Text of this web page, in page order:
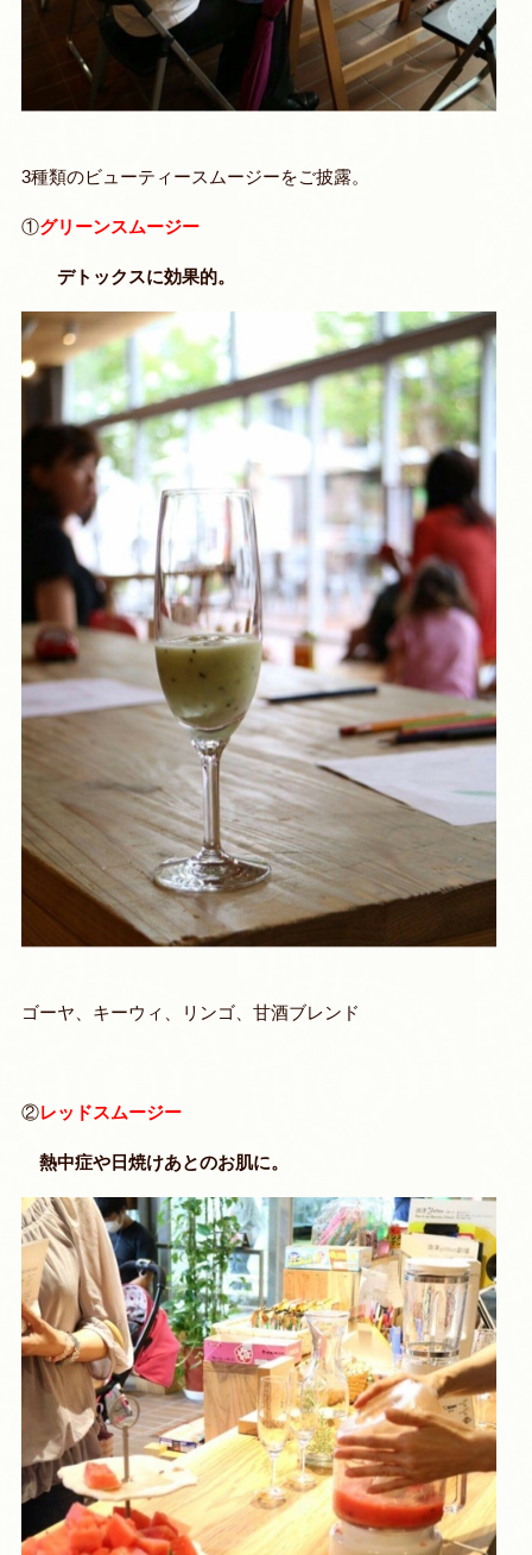
3種類のビューティースムージーをご披露。
①グリーンスムージー
デトックスに効果的。
ゴーヤ、キーウィ、リンゴ、甘酒ブレンド
②レッドスムージー
熱中症や日焼けあとのお肌に。